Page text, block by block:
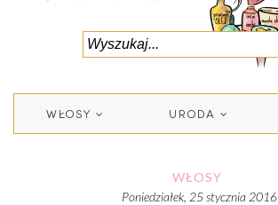
WŁOSY URODA
WŁOSY
poniedziałek, 25 stycznia 2016